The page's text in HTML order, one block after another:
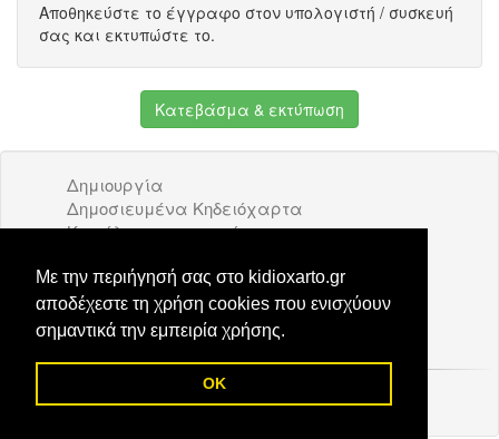
Με την περιήγησή σας στο kidioxarto.gr
αποδέχεστε τη χρήση cookies που ενισχύουν
σημαντικά την εμπειρία χρήσης.
OK
Αποθηκεύστε το έγγραφο στον υπολογιστή / συσκευή
σας και εκτυπώστε το.
Κατεβάσμα & εκτύπωση
Δημιουργία
Δημοσιευμένα Κηδειόχαρτα
Κατάλογος επιχειρήσεων
Διαφήμιση
Επικοινωνία
© 2026 Kidioxarto.gr /Επικοινωνία